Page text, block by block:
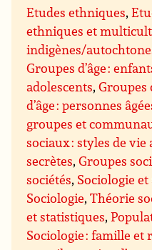
Etudes ethniques,
ethniques et
indigènes/
Groupes d’âge :
adolescents,Groupes
d’âge : personnes
groupes et
sociaux : styles de
secrètes,Groupes
sociétés, Sociologie
Sociologie,Théorie
et statistiques,
Sociologie : famille et